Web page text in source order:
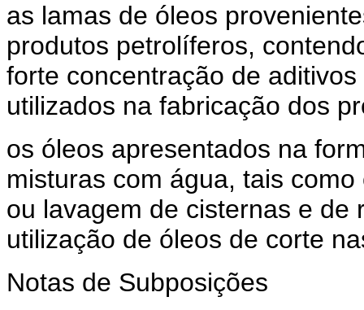
as lamas de óleos
produtos petrolíferos,
forte concentração de
utilizados na fabricação dos
os óleos apresentados na
misturas com água, tais
ou lavagem de cisternas e de
utilização de óleos de corte
Notas de Subposições